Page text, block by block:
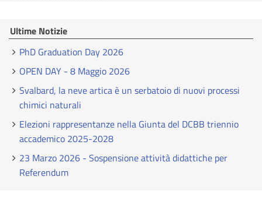
Ultime Notizie
PhD Graduation Day 2026
OPEN DAY - 8 Maggio 2026
Svalbard, la neve artica è un serbatoio di nuovi processi
chimici naturali
Elezioni rappresentanze nella Giunta del DCBB triennio
accademico 2025-2028
23 Marzo 2026 - Sospensione attività didattiche per
Referendum